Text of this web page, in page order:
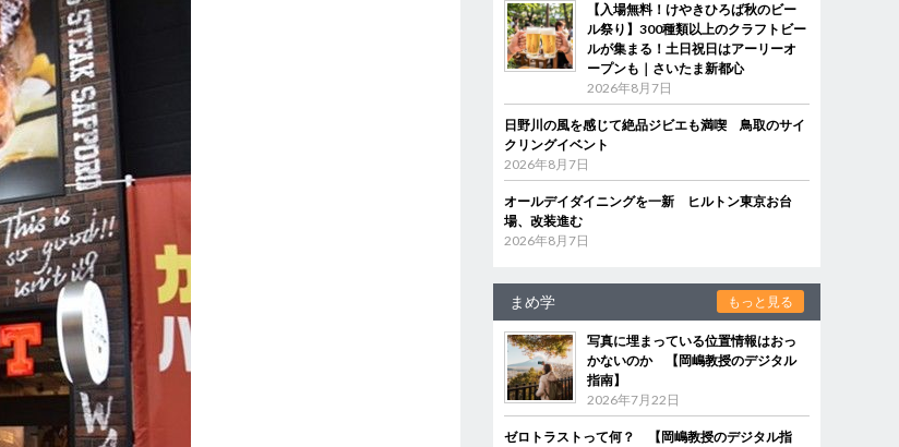
【入場無料！けやきひろば秋のビー
ル祭り】300種類以上のクラフトビー
ルが集まる！土日祝日はアーリーオ
ープンも｜さいたま新都心
2026年8月7日
日野川の風を感じて絶品ジビエも満喫 鳥取のサイ
クリングイベント
2026年8月7日
オールデイダイニングを一新 ヒルトン東京お台
場、改装進む
2026年8月7日
まめ学 もっと見る
写真に埋まっている位置情報はおっ
かないのか 【岡嶋教授のデジタル
指南】
2026年7月22日
ゼロトラストって何？ 【岡嶋教授のデジタル指